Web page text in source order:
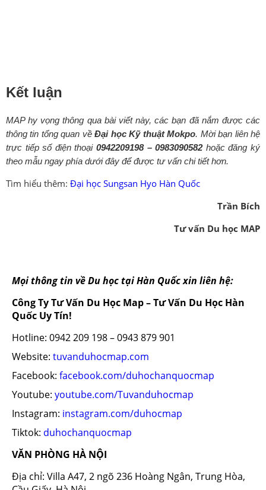
Kết luận
MAP hy vọng thông qua bài viết này, các bạn đã nắm được các
thông tin tổng quan vềĐại học Kỹ thuật Mokpo. Mời bạn liên hệ
trực tiếp số điện thoại 0942209198 – 0983090582hoặc đăng ký
theo mẫu ngay phía dưới đây để được tư vấn chi tiết hơn.
Tìm hiểu thêm: Đại học Sungsan Hyo Hàn Quốc
Trần Bích
Tư vấn Du học MAP
Mọi thông tin về Du học tại Hàn Quốc xin liên hệ:
Công Ty Tư Vấn Du Học Map – Tư Vấn Du Học Hàn
Quốc Uy Tín!
Hotline: 0942 209 198 – 0943 879 901
Website: tuvanduhocmap.com
Facebook: facebook.com/duhochanquocmap
Youtube: youtube.com/Tuvanduhocmap
Instagram: instagram.com/duhocmap
Tiktok: duhochanquocmap
VĂN PHÒNG HÀ NỘI
Địa chỉ: Villa A47, 2 ngõ 236 Hoàng Ngân, Trung Hòa,